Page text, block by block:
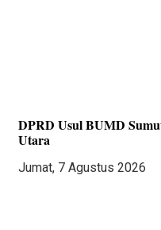
DPRD Usul BUMD
Utara
Jumat, 7 Agustus 2026